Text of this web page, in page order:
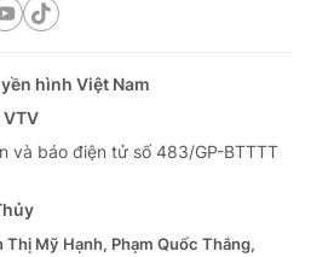
hình Việt Nam
và báo điện tử số 483/GP-BTTTT
Thị Mỹ Hạnh, Phạm Quốc Thắng,